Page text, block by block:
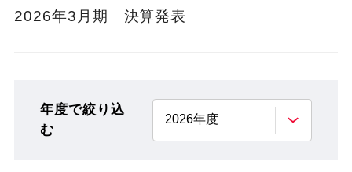
2026年3月期 決算発表
年度で絞り込
む
2026年度